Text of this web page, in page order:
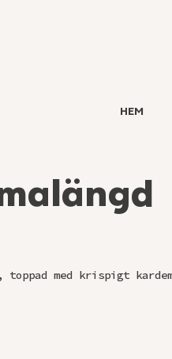
HEM
toppad med krispigt